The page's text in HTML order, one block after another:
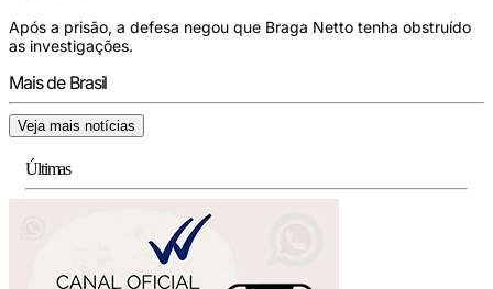
Após a prisão, a defesa negou que Braga Netto tenha obstruído
as investigações.
Mais de Brasil
Veja mais notícias
Últimas